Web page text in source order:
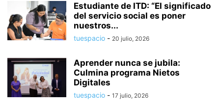
Estudiante de ITD: “El significado
del servicio social es poner
nuestros...
tuespacio - 20 julio, 2026
Aprender nunca se jubila:
Culmina programa Nietos
Digitales
tuespacio - 17 julio, 2026